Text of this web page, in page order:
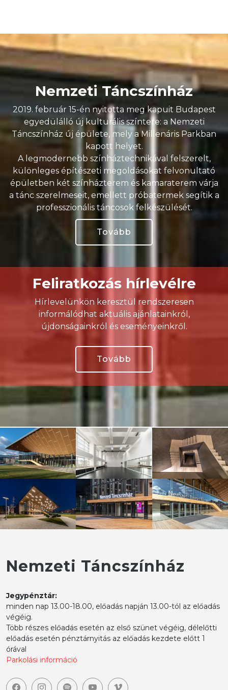
Nemzeti Táncszínház
2019. február 15-én nyitotta meg kapuit Budapest
egyedülálló új kulturális színtere: a Nemzeti
Táncszínház új épülete, mely a Millenáris Parkban
kapott helyet.
A legmodernebb színháztechnikával felszerelt,
különleges építészeti megoldásokat felvonultató
épületben két színházterem és kamaraterem várja
a tánc szerelmeseit, emellett próbatermek segítik a
professzionális táncosok felkészülését.
Tovább
Feliratkozás hírlevélre
Hírlevelünkön keresztül rendszeresen
informálódhat aktuális ajánlatainkról,
újdonságainkról és eseményeinkről.
Tovább
Nemzeti Táncszínház
Jegypénztár:
minden nap 13.00-18.00, előadás napján 13.00-tól az előadás
végéig.
Több részes előadás esetén az első szünet végéig, délelőtti
előadás esetén pénztárnyitás az előadás kezdete előtt 1
órával
Parkolási információ